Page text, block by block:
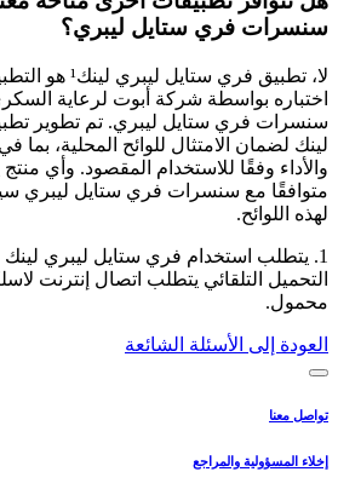
سنسرات فري ستايل ليبري؟
لا، تطبيق فري
اختباره بواسطة شركة أبوت لرعاية
سنسرات فري ستايل ليبري. تم تطوير
لينك لضمان الامتثال للوائح المحلية،
والأداء وفقًا للاستخدام المقصود. وأي
متوافقًا مع سنسرات فري ستايل ليبري
لهذه اللوائح.
1. يتطلب استخدام فري ستايل ليبري
التحميل التلقائي يتطلب اتصال إنترنت
محمول.
العودة إلى الأسئلة الشائعة
تواصل معنا
إخلاء المسؤولية والمراجع